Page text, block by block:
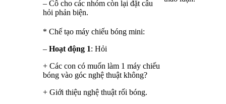
– Cô cho các nhóm còn lại đặt câu
hỏi phản biện.
* Chế tạo máy chiếu bóng mini:
– Hoạt động 1: Hỏi
+ Các con có muốn làm 1 máy chiếu
bóng vào góc nghệ thuật không?
+ Giới thiệu nghệ thuật rối bóng.